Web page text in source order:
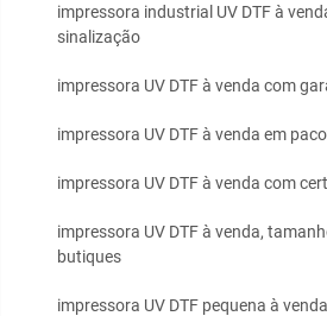
impressora industrial UV DTF à
sinalização
impressora UV DTF à venda com
impressora UV DTF à venda em
impressora UV DTF à venda com
impressora UV DTF à venda,
butiques
impressora UV DTF pequena à